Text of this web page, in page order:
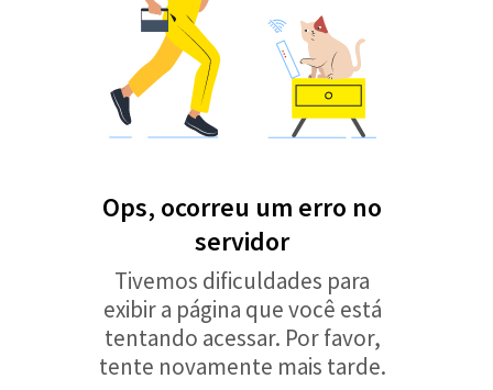
Ops, ocorreu um erro no
servidor
Tivemos dificuldades para
exibir a página que você está
tentando acessar. Por favor,
tente novamente mais tarde.